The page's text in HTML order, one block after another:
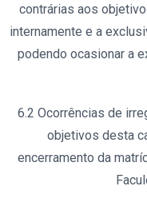
contrárias aos
internamente e a
podendo ocasionar a
6.2 Ocorrências de
objetivos desta
encerramento da